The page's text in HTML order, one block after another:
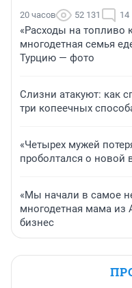
20 часов 52 131 14
«Расходы на топливо
многодетная семья
Турцию — фото
Слизни атакуют: как
три копеечных
«Четырех мужей
проболтался о новой
«Мы начали в самое
многодетная мама из
бизнес